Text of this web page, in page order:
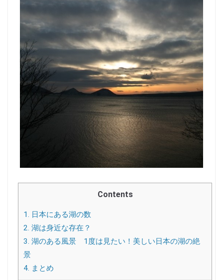
Contents
1. 日本にある湖の数
2. 湖は身近な存在？
3. 湖のある風景 1度は見たい！美しい日本の湖の絶
景
4. まとめ